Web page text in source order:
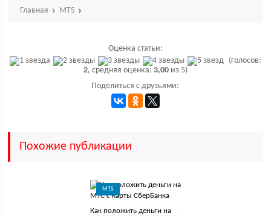
Главная MTS
Оценка статьи:
(голосов:
2, средняя оценка: 3,00из 5)
Поделиться с друзьями:
Похожие публикации
MTS
Как положить деньги на